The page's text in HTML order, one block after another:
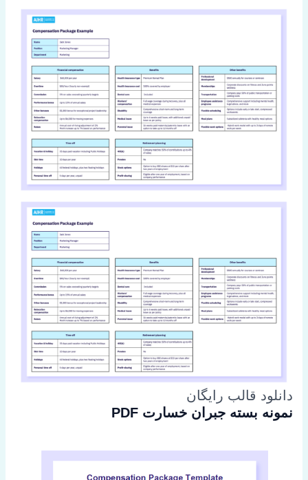
دانلود قالب رایگان
نمونه بسته جبران خسارت PDF